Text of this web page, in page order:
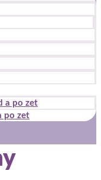
a po zet
po zet